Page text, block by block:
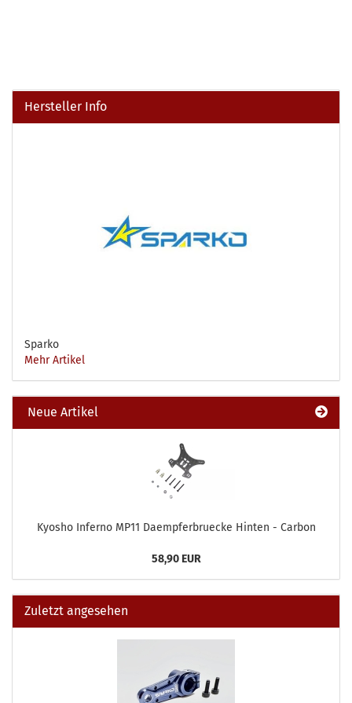
Hersteller Info
Sparko
Mehr Artikel
Neue Artikel
Kyosho Inferno MP11 Daempferbruecke Hinten - Carbon
58,90 EUR
Zuletzt angesehen